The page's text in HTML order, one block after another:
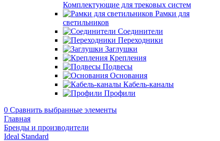
Комплектующие для трековых систем
Рамки для
светильников
Соединители
Переходники
Заглушки
Крепления
Подвесы
Основания
Кабель-каналы
Профили
0 Сравнить выбранные элементы
Главная
Бренды и производители
Ideal Standard